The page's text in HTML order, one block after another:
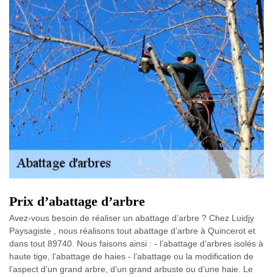
Prix d’abattage d’arbre
Avez-vous besoin de réaliser un abattage d’arbre ? Chez Luidjy
Paysagiste , nous réalisons tout abattage d’arbre à Quincerot et
dans tout 89740. Nous faisons ainsi : - l’abattage d’arbres isolés à
haute tige, l’abattage de haies - l’abattage ou la modification de
l’aspect d’un grand arbre, d’un grand arbuste ou d’une haie. Le